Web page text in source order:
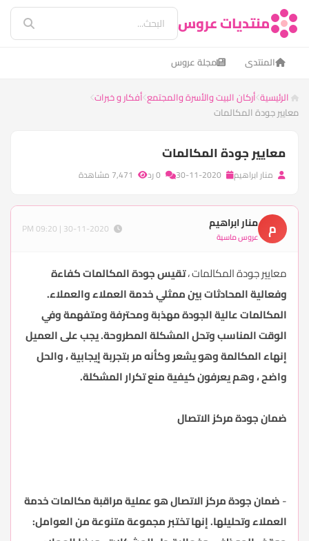
منتديات عروس
المنتدى مجلة عروس
الرئيسية أركان البيت والأسرة والمجتمع أفكار و خبرات
معايير جودة المكالمات
معايير جودة المكالمات
منار ابراهيم
م منار ابراهيم
عروس ماسية
معايير جودة المكالمات ،تقيس جودة المكالمات كفاءة
وفعالية المحادثات بين ممثلي خدمة العملاء والعملاء.
المكالمات عالية الجودة مهذبة ومحترفة ومتفهمة وفي
الوقت المناسب وتحل المشكلة المطروحة. يجب على العميل
إنهاء المكالمة وهو يشعر وكأنه مر بتجربة إيجابية ، والحل
واضح ، وهم يعرفون كيفية منع تكرار المشكلة.
ضمان جودة مركز الاتصال
-ضمان جودة مركز الاتصال هو عملية مراقبة مكالمات خدمة
العملاء وتحليلها. إنها تختبر مجموعة متنوعة من العوامل: